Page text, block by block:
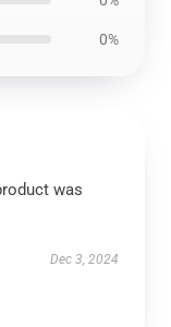
0%
was
Dec 3, 2024